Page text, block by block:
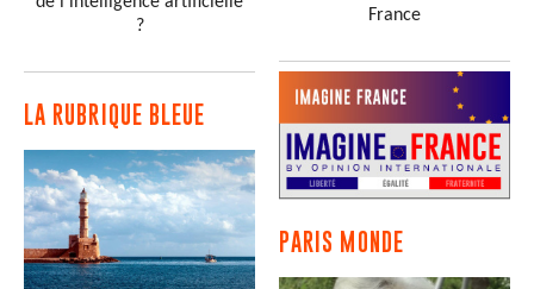
?
LA RUBRIQUE BLEUE
France
PARIS MONDE